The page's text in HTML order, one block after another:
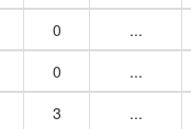
0
...
0
...
3
...